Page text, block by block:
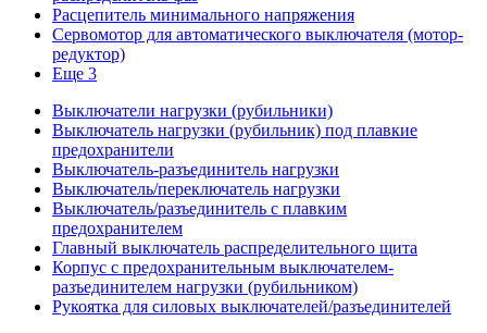
Расцепитель минимального напряжения
Сервомотор для автоматического выключателя (мотор-
редуктор)
Еще 3
Выключатели нагрузки (рубильники)
Выключатель нагрузки (рубильник) под плавкие
предохранители
Выключатель-разъединитель нагрузки
Выключатель/переключатель нагрузки
Выключатель/разъединитель с плавким
предохранителем
Главный выключатель распределительного щита
Корпус с предохранительным выключателем-
разъединителем нагрузки (рубильником)
Рукоятка для силовых выключателей/разъединителей